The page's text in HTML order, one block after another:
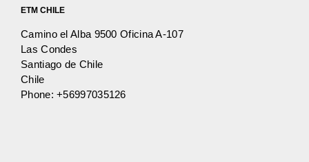
ETM CHILE
Camino el Alba 9500 Oficina A-107
Las Condes
Santiago de Chile
Chile
Phone:+56997035126